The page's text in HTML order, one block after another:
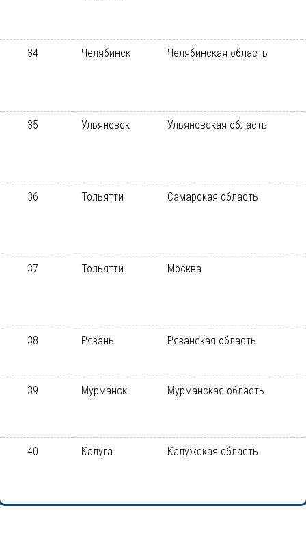
34 Челябинск Челябинская область
35 Ульяновск Ульяновская область
36 Тольятти Самарская область
37 Тольятти Москва
38 Рязань Рязанская область
39 Мурманск Мурманская область
40 Калуга Калужская область